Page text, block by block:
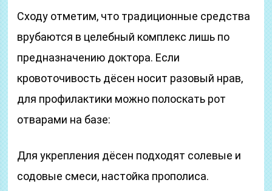
Сходу отметим, что традиционные средства
врубаются в целебный комплекс лишь по
предназначению доктора. Если
кровоточивость дёсен носит разовый нрав,
для профилактики можно полоскать рот
отварами на базе:
Для укрепления дёсен подходят солевые и
содовые смеси, настойка прополиса.